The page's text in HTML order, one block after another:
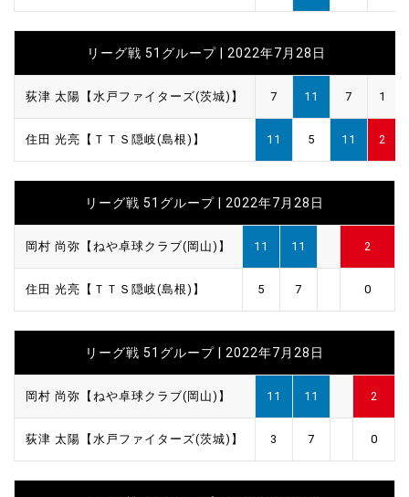
リーグ戦 51グループ | 2022年7月28日
荻津 太陽【水戸ファイターズ(茨城)】 7 11 7 1
住田 光亮【ＴＴＳ隠岐(島根)】 11 5 11 2
リーグ戦 51グループ | 2022年7月28日
岡村 尚弥【ねや卓球クラブ(岡山)】 11 11 2
住田 光亮【ＴＴＳ隠岐(島根)】 5 7 0
リーグ戦 51グループ | 2022年7月28日
岡村 尚弥【ねや卓球クラブ(岡山)】 11 11 2
荻津 太陽【水戸ファイターズ(茨城)】 3 7 0